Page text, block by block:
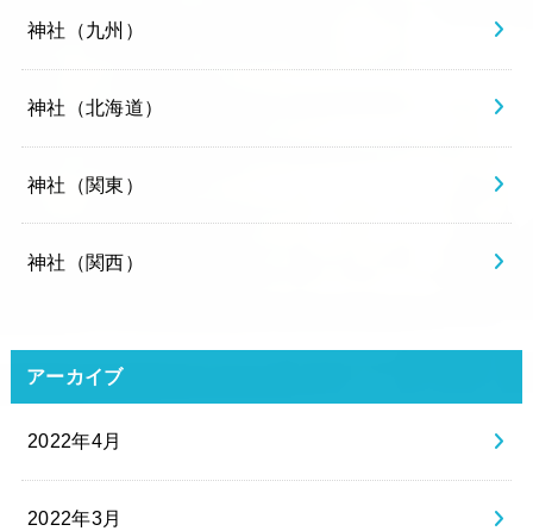
神社（九州）
神社（北海道）
神社（関東）
神社（関西）
アーカイブ
2022年4月
2022年3月